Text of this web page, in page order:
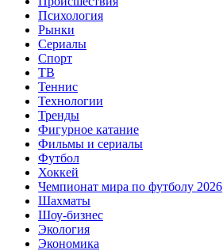
Психология
Рынки
Сериалы
Спорт
ТВ
Теннис
Технологии
Тренды
Фигурное катание
Фильмы и сериалы
Футбол
Хоккей
Чемпионат мира по футболу 2026
Шахматы
Шоу-бизнес
Экология
Экономика